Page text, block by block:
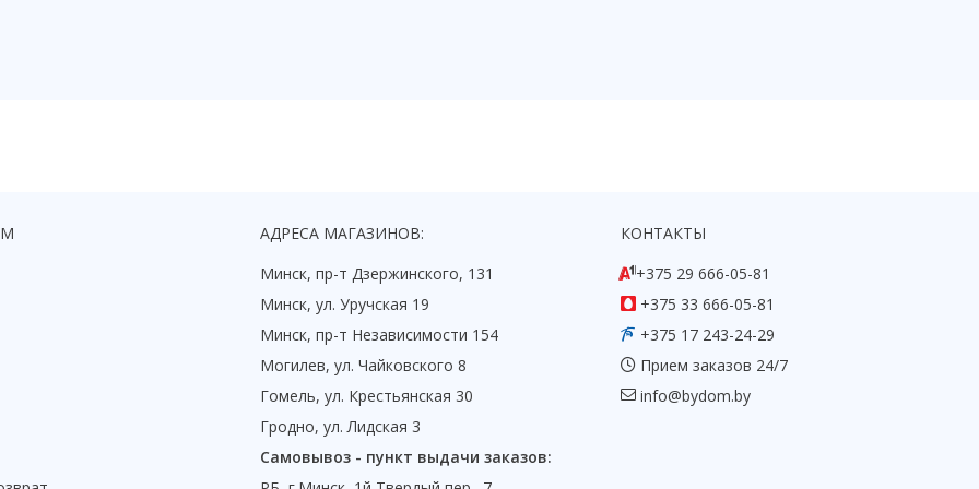
АДРЕСА МАГАЗИНОВ:
Минск, пр-т Дзержинского, 131
Минск, ул. Уручская 19
Минск, пр-т Независимости 154
Могилев, ул. Чайковского 8
Гомель, ул. Крестьянская 30
Гродно, ул. Лидская 3
Самовывоз - пункт выдачи заказов:
КОНТАКТЫ
+375 29 666-05-81
+375 33 666-05-81
+375 17 243-24-29
Прием заказов 24/7
info@bydom.by